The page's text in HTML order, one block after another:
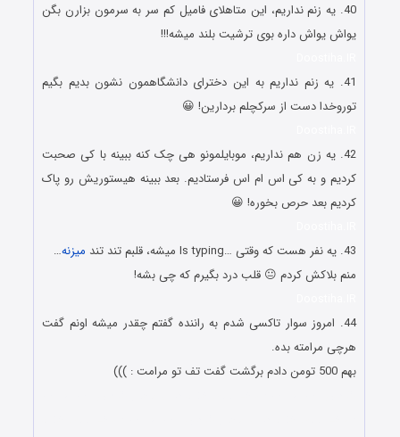
40. یه زنم نداریم، این متاهلای فامیل کم سر به سرمون بزارن بگن
یواش یواش داره بوی ترشیت بلند میشه!!!
41. یه زنم نداریم به این دخترای دانشگاهمون نشون بدیم بگیم
توروخدا دست از سرکچلم بردارین! 😀
42. یه زن هم نداریم، موبایلمونو هی چک کنه ببینه با کی صحبت
کردیم و به کی اس ام اس فرستادیم. بعد ببینه هیستوریش رو پاک
کردیم بعد حرص بخوره! 😀
43. یه نفر هست که وقتی …Is typing میشه، قلبم تند تند
میزنه…
منم بلاکش کردم 😐 قلب درد بگیرم که چی بشه!
44. امروز سوار تاکسی شدم به راننده گفتم چقدر میشه اونم گفت
هرچی مرامته بده.
بهم 500 تومن دادم برگشت گفت تف تو مرامت : )))